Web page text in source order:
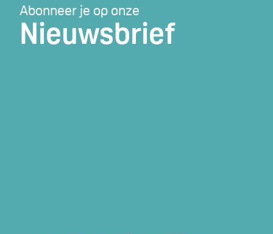
Abonneer je op onze
Nieuwsbrief